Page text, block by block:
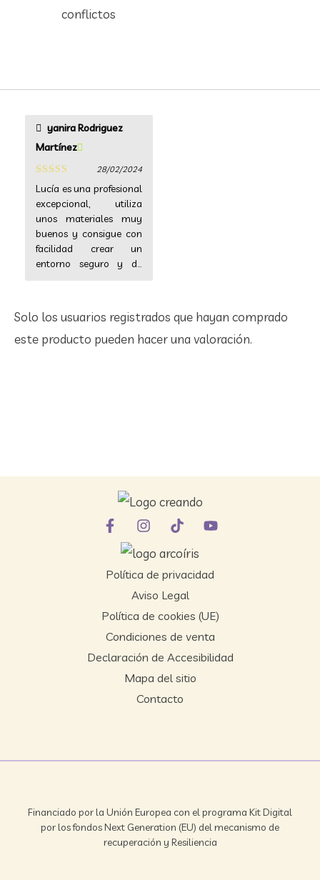
conflictos
Martínez
Valorado
con5 de 5
28/02/2024
Lucía es una profesional
excepcional, utiliza
unos materiales muy
buenos y consigue con
facilidad crear un
entorno seguro y de
Solo los usuarios registrados que hayan comprado
este producto pueden hacer una valoración.
Política de privacidad
Aviso Legal
Política de cookies (UE)
Condiciones de venta
Declaración de Accesibilidad
Mapa del sitio
Contacto
Financiado por la Unión Europea con el programa Kit Digital
por los fondos Next Generation (EU) del mecanismo de
recuperación y Resiliencia